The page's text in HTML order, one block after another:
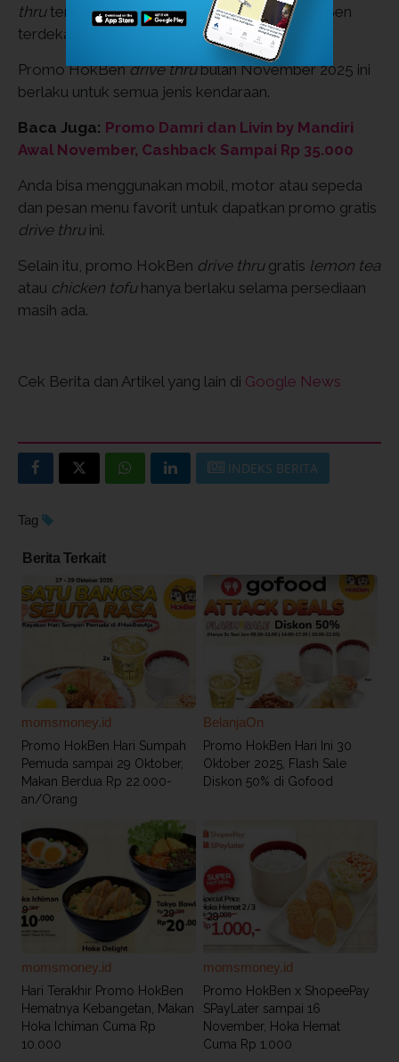
thru tersebut pada tim HokBen dioutletHokBen
terdekat.
Promo HokBendrive thrubulan November 2025 ini
berlaku untuk semua jenis kendaraan.
Baca Juga: Promo Damri dan Livin by Mandiri
Awal November, Cashback Sampai Rp 35.000
Anda bisa menggunakan mobil, motor atau sepeda
dan pesan menu favorit untuk dapatkan promo gratis
drive thru ini.
Selain itu, promo HokBen drive thrugratis lemon tea
atau chicken tofu hanya berlaku selama persediaan
masih ada.
Cek Berita dan Artikel yang lain di Google News
INDEKS BERITA
Tag
Berita Terkait
momsmoney.id
Promo HokBen Hari Sumpah
Pemuda sampai 29 Oktober,
Makan Berdua Rp 22.000-
an/Orang
BelanjaOn
Promo HokBen Hari Ini 30
Oktober 2025, Flash Sale
Diskon 50% di Gofood
momsmoney.id
Hari Terakhir Promo HokBen
Hematnya Kebangetan, Makan
Hoka Ichiman Cuma Rp
10.000
momsmoney.id
Promo HokBen x ShopeePay
SPayLater sampai 16
November, Hoka Hemat
Cuma Rp 1.000